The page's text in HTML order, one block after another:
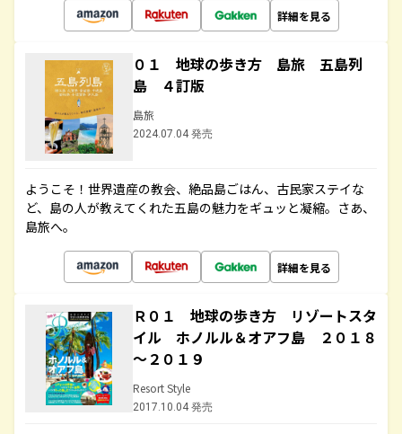
詳細を見る
０１ 地球の歩き方 島旅 五島列
島 ４訂版
島旅
2024.07.04 発売
ようこそ！世界遺産の教会、絶品島ごはん、古民家ステイな
ど、島の人が教えてくれた五島の魅力をギュッと凝縮。さあ、
島旅へ。
詳細を見る
Ｒ０１ 地球の歩き方 リゾートスタ
イル ホノルル＆オアフ島 ２０１８
～２０１９
Resort Style
2017.10.04 発売